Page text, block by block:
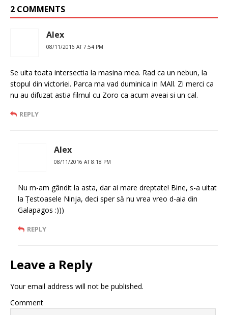
2 COMMENTS
Alex
08/11/2016 AT 7:54 PM
Se uita toata intersectia la masina mea. Rad ca un nebun, la
stopul din victoriei. Parca ma vad duminica in MAll. Zi merci ca
nu au difuzat astia filmul cu Zoro ca acum aveai si un cal.
REPLY
Alex
08/11/2016 AT 8:18 PM
Nu m-am gândit la asta, dar ai mare dreptate! Bine, s-a uitat
la Țestoasele Ninja, deci sper să nu vrea vreo d-aia din
Galapagos :)))
REPLY
Leave a Reply
Your email address will not be published.
Comment